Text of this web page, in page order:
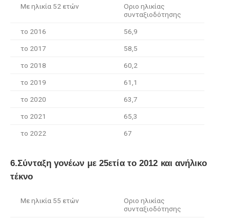
Με ηλικία 52 ετών
Οριο ηλικίας
συνταξιοδότησης
το 2016 56,9
το 2017 58,5
το 2018 60,2
το 2019 61,1
το 2020 63,7
το 2021 65,3
το 2022 67
6.Σύνταξη γονέων με 25ετία το 2012 και ανήλικο
τέκνο
Με ηλικία 55 ετών
Οριο ηλικίας
συνταξιοδότησης